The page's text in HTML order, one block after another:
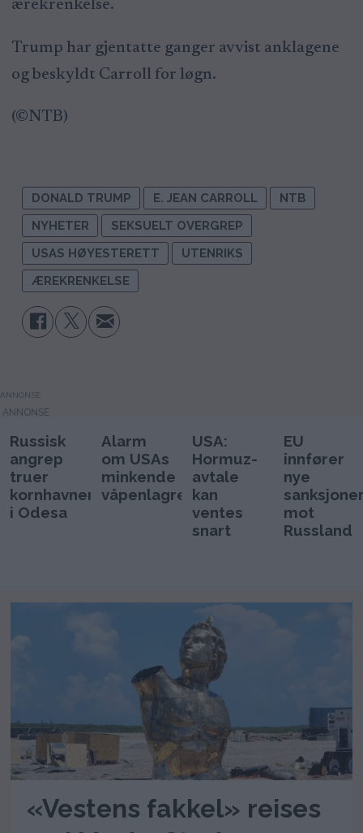
ærekrenkelse.
Trump har gjentatte ganger avvist anklagene
og beskyldt Carroll for løgn.
(©NTB)
DONALD TRUMP E. JEAN CARROLL
NTB
NYHETER
SEKSUELT OVERGREP
USAS HØYESTERETT
UTENRIKS
ÆREKRENKELSE
ANNONSE
Russisk
angrep
truer
kornhavnen
i Odesa
Alarm
om USAs
minkende
våpenlagre
USA:
Hormuz-
avtale
kan
ventes
snart
EU
innfører
nye
mot
Russland
«Vestens fakkel» reises